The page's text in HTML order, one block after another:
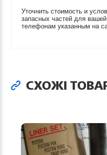
Уточнить стоимость и
запасных частей для
телефонам указанным на
СХОЖІ